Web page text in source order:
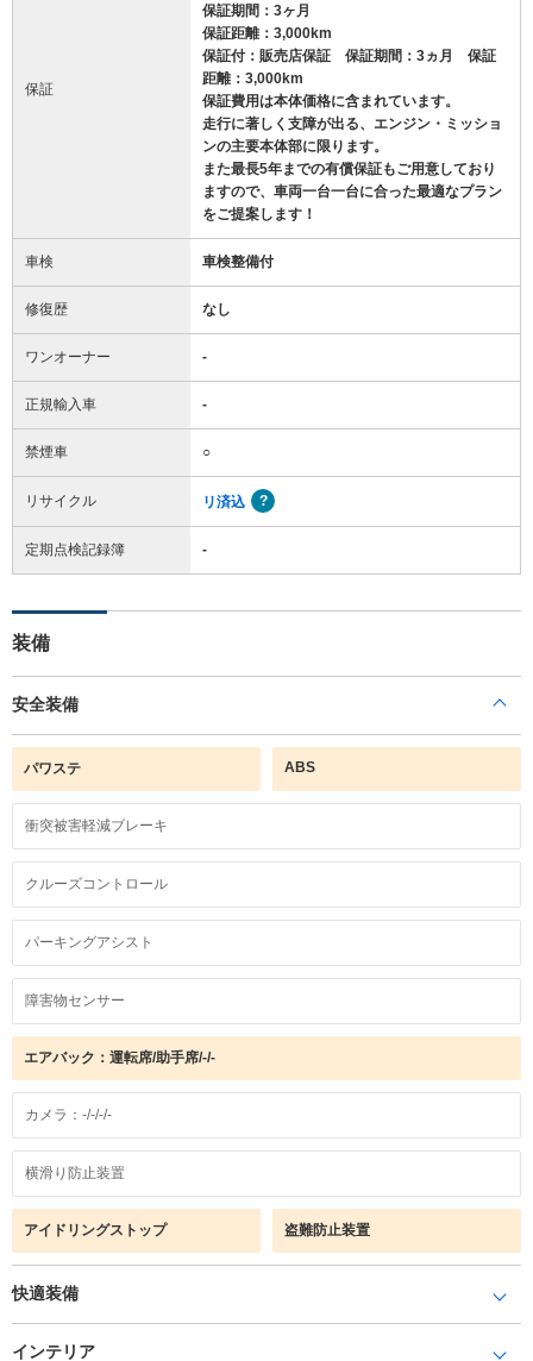
保証
保証期間：3ヶ月
保証距離：3,000km
保証付：販売店保証 保証期間：3ヵ月 保証
距離：3,000km
保証費用は本体価格に含まれています。
走行に著しく支障が出る、エンジン・ミッショ
ンの主要本体部に限ります。
また最長5年までの有償保証もご用意しており
ますので、車両一台一台に合った最適なプラン
をご提案します！
車検 車検整備付
修復歴 なし
ワンオーナー -
正規輸入車 -
禁煙車 ○
リサイクル リ済込
定期点検記録簿 -
装備
安全装備
パワステ ABS
衝突被害軽減ブレーキ
クルーズコントロール
パーキングアシスト
障害物センサー
エアバック：運転席/助手席/-/-
カメラ：-/-/-/-
横滑り防止装置
アイドリングストップ 盗難防止装置
快適装備
インテリア